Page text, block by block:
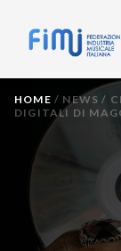
HOME / NEWS /
DIGITALI DI